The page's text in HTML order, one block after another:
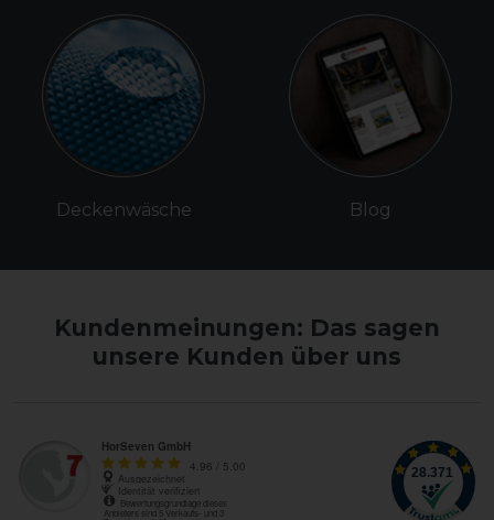
Deckenwäsche Blog
Kundenmeinungen: Das sagen
unsere Kunden über uns